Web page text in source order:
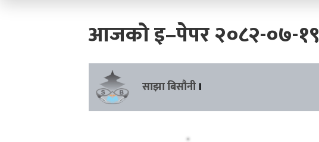
आजको इ–पेपर २०८२-०७-१९
साझा बिसौनी ।